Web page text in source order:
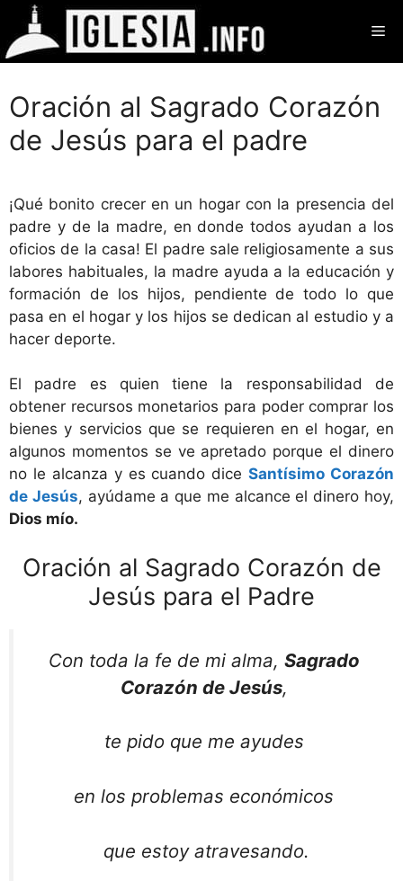
Saltar
contenido
Oración al Sagrado Corazón
de Jesús para el padre
¡Qué bonito crecer en un hogar con la presencia del
padre y de la madre, en donde todos ayudan a los
oficios de la casa! El padre sale religiosamente a sus
labores habituales, la madre ayuda a la educación y
formación de los hijos, pendiente de todo lo que
pasa en el hogar y los hijos se dedican al estudio y a
hacer deporte.
El padre es quien tiene la responsabilidad de
obtener recursos monetarios para poder comprar los
bienes y servicios que se requieren en el hogar, en
algunos momentos se ve apretado porque el dinero
no le alcanza y es cuando diceSantísimo Corazón
de Jesús, ayúdame a que me alcance el dinero hoy,
Dios mío.
Oración al Sagrado Corazón de
Jesús para el Padre
Con toda la fe de mi alma, Sagrado
Corazón de Jesús,
te pido que me ayudes
en los problemas económicos
que estoy atravesando.